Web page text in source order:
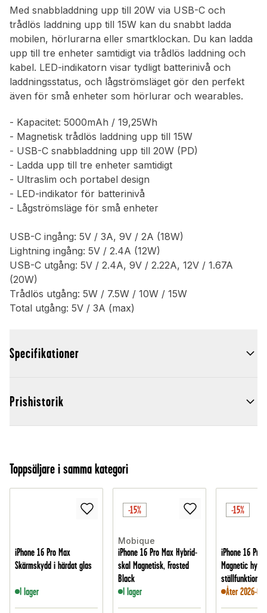
Med snabbladdning upp till 20W via USB-C och
trådlös laddning upp till 15W kan du snabbt ladda
mobilen, hörlurarna eller smartklockan. Du kan ladda
upp till tre enheter samtidigt via trådlös laddning och
kabel. LED-indikatorn visar tydligt batterinivå och
laddningsstatus, och lågströmsläget gör den perfekt
även för små enheter som hörlurar och wearables.
- Kapacitet: 5000mAh / 19,25Wh
- Magnetisk trådlös laddning upp till 15W
- USB-C snabbladdning upp till 20W (PD)
- Ladda upp till tre enheter samtidigt
- Ultraslim och portabel design
- LED-indikator för batterinivå
- Lågströmsläge för små enheter
USB-C ingång: 5V / 3A, 9V / 2A (18W)
Lightning ingång: 5V / 2.4A (12W)
USB-C utgång: 5V / 2.4A, 9V / 2.22A, 12V / 1.67A
(20W)
Trådlös utgång: 5W / 7.5W / 10W / 15W
Total utgång: 5V / 3A (max)
Specifikationer
Prishistorik
Toppsäljare i samma kategori
iPhone 16 Pro Max
Skärmskydd i härdat glas
I lager
-15%
Mobique
iPhone 16 Pro Max Hybrid-
skal Magnetisk, Frosted
Black
I lager
-15%
iPhone 16 Pro
Magnetic
ställfunktion,
Åter 2026-